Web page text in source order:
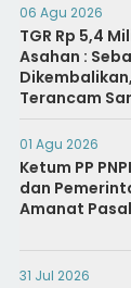
06 Agu 2026
TGR Rp 5,4
Asahan :
Terancam
01 Agu 2026
Ketum PP
dan
Amanat Pasal
31 Jul 2026